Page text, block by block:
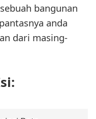
bangunan
anda
dari masing-